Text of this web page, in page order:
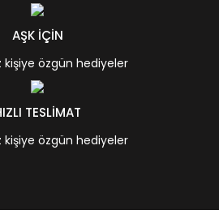
AŞK İÇİN
kişiye özgün hediyeler
TESLİMAT
kişiye özgün hediyeler